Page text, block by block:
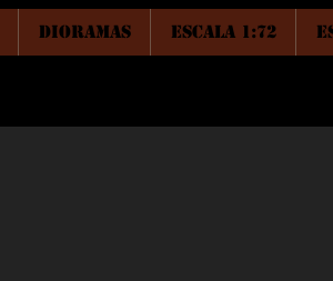
DIORAMAS ESCALA 1:72